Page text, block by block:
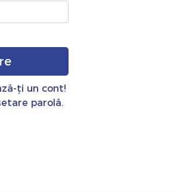
ți un cont!
parolă.